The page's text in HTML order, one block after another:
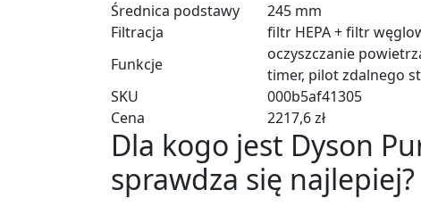
Średnica podstawy
245 mm
Filtracja
filtr HEPA + filtr
Funkcje
oczyszczanie
timer, pilot zdalnego
SKU
000b5af41305
Cena
2217,6 zł
Dla kogo jest Dyson
sprawdza się najlepiej?